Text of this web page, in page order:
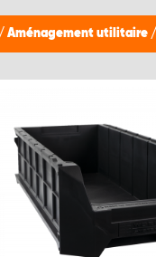
/ Aménagement utilitaire /